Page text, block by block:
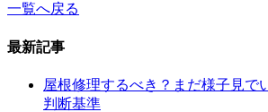
一覧へ戻る
最新記事
屋根修理するべき？まだ様子見で
判断基準